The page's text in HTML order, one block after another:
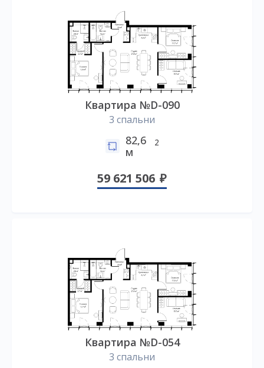
Квартира №D-090
3 спальни
82,6
м
2
59 621 506
Квартира №D-054
3 спальни